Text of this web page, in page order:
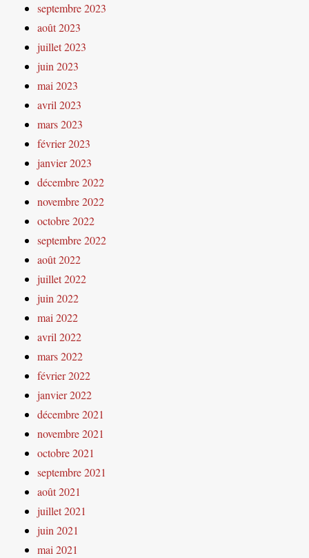
septembre 2023
août 2023
juillet 2023
juin 2023
mai 2023
avril 2023
mars 2023
février 2023
janvier 2023
décembre 2022
novembre 2022
octobre 2022
septembre 2022
août 2022
juillet 2022
juin 2022
mai 2022
avril 2022
mars 2022
février 2022
janvier 2022
décembre 2021
novembre 2021
octobre 2021
septembre 2021
août 2021
juillet 2021
juin 2021
mai 2021